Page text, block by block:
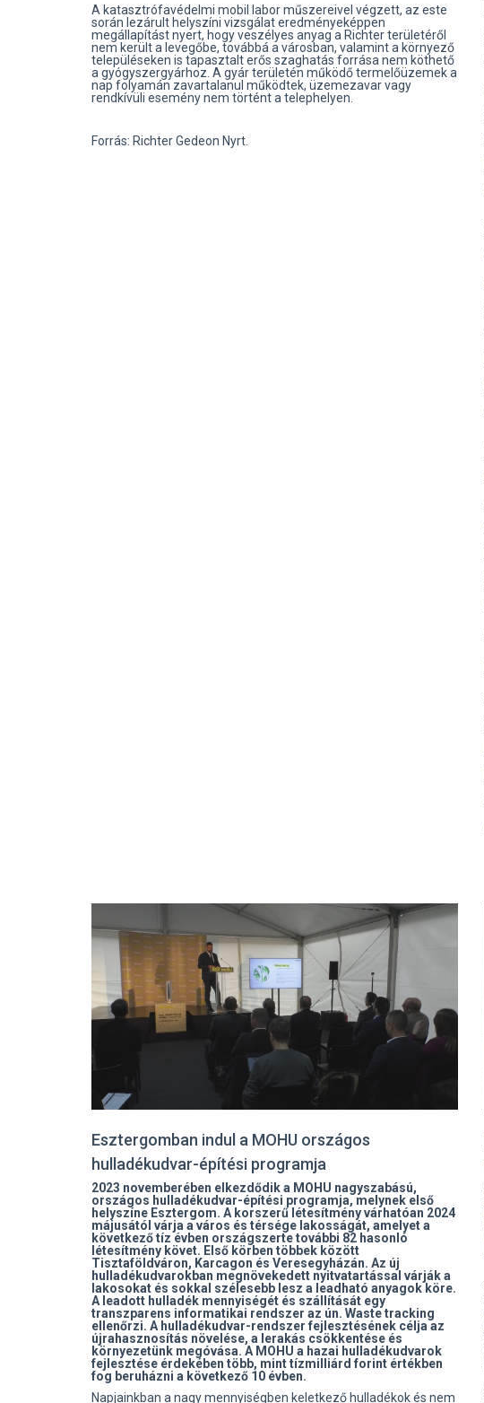
A katasztrófavédelmi mobil labor műszereivel végzett, az este
során lezárult helyszíni vizsgálat eredményeképpen
megállapítást nyert, hogy veszélyes anyag a Richter területéről
nem került a levegőbe, továbbá a városban, valamint a környező
településeken is tapasztalt erős szaghatás forrása nem köthető
a gyógyszergyárhoz. A gyár területén működő termelőüzemek a
nap folyamán zavartalanul működtek, üzemezavar vagy
rendkívüli esemény nem történt a telephelyen.
Forrás: Richter Gedeon Nyrt.
Esztergomban indul a MOHU országos
hulladékudvar-építési programja
2023 novemberében elkezdődik a MOHU nagyszabású,
országos hulladékudvar-építési programja, melynek első
helyszíne Esztergom. A korszerű létesítmény várhatóan 2024
májusától várja a város és térsége lakosságát, amelyet a
következő tíz évben országszerte további 82 hasonló
létesítmény követ. Első körben többek között
Tisztaföldváron, Karcagon és Veresegyházán. Az új
hulladékudvarokban megnövekedett nyitvatartással várják a
lakosokat és sokkal szélesebb lesz a leadható anyagok köre.
A leadott hulladék mennyiségét és szállítását egy
transzparens informatikai rendszer az ún. Waste tracking
ellenőrzi. A hulladékudvar-rendszer fejlesztésének célja az
újrahasznosítás növelése, a lerakás csökkentése és
környezetünk megóvása. A MOHU a hazai hulladékudvarok
fejlesztése érdekében több, mint tízmilliárd forint értékben
fog beruházni a következő 10 évben.
Napjainkban a nagy mennyiségben keletkező hulladékok és nem